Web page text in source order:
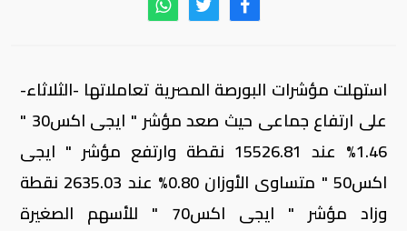
استهلت مؤشرات البورصة المصرية تعاملاتها -الثلاثاء-
على ارتفاع جماعى حيث صعد مؤشر " ايجى اكس30 "
1.46% عند 15526.81 نقطة وارتفع مؤشر " ايجى
اكس50 " متساوى الأوزان 0.80% عند 2635.03 نقطة
وزاد مؤشر " ايجى اكس70 " للأسهم الصغيرة